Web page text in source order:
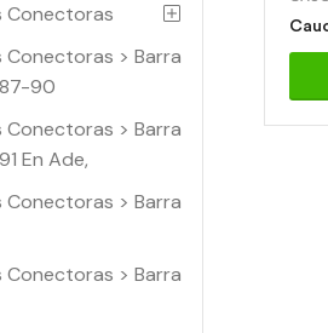
Conectoras
Conectoras > Barra
90
Conectoras > Barra
En Ade,
Conectoras > Barra
Conectoras > Barra